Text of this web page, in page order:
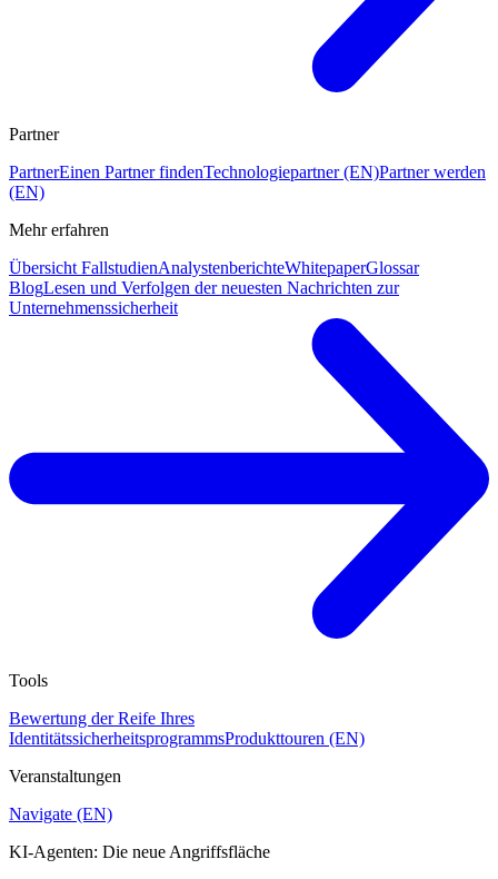
Partner
PartnerEinen Partner findenTechnologiepartner (EN)Partner werden
(EN)
Mehr erfahren
Übersicht FallstudienAnalystenberichteWhitepaperGlossar
BlogLesen und Verfolgen der neuesten Nachrichten zur
Unternehmenssicherheit
Tools
Bewertung der Reife Ihres
IdentitätssicherheitsprogrammsProdukttouren (EN)
Veranstaltungen
Navigate (EN)
KI-Agenten: Die neue Angriffsfläche